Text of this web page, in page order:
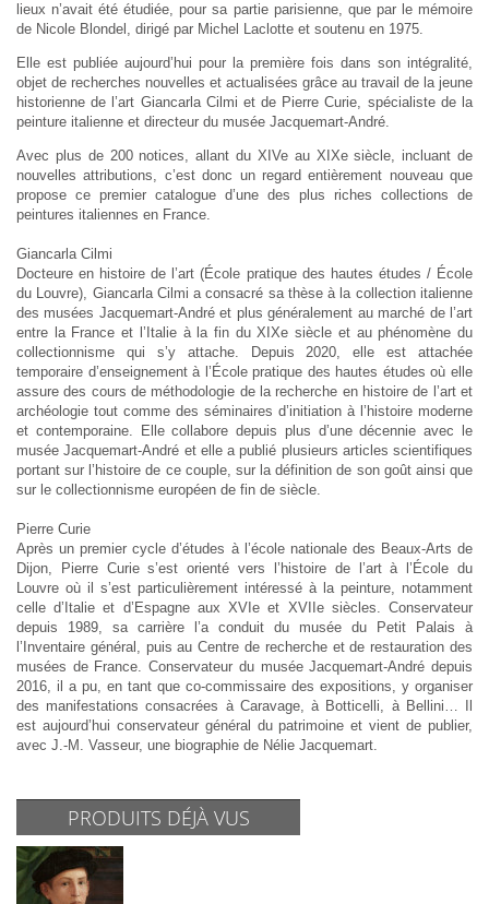
lieux n’avait été étudiée, pour sa partie parisienne, que par le mémoire
de Nicole Blondel, dirigé par Michel Laclotte et soutenu en 1975.
Elle est publiée aujourd’hui pour la première fois dans son intégralité,
objet de recherches nouvelles et actualisées grâce au travail de la jeune
historienne de l’art Giancarla Cilmi et de Pierre Curie, spécialiste de la
peinture italienne et directeur du musée Jacquemart-André.
Avec plus de 200 notices, allant du XIVe au XIXe siècle, incluant de
nouvelles attributions, c’est donc un regard entièrement nouveau que
propose ce premier catalogue d’une des plus riches collections de
peintures italiennes en France.
Giancarla Cilmi
Docteure en histoire de l’art (École pratique des hautes études / École
du Louvre), Giancarla Cilmi a consacré sa thèse à la collection italienne
des musées Jacquemart-André et plus généralement au marché de l’art
entre la France et l’Italie à la fin du XIXe siècle et au phénomène du
collectionnisme qui s’y attache. Depuis 2020, elle est attachée
temporaire d’enseignement à l’École pratique des hautes études où elle
assure des cours de méthodologie de la recherche en histoire de l’art et
archéologie tout comme des séminaires d’initiation à l’histoire moderne
et contemporaine. Elle collabore depuis plus d’une décennie avec le
musée Jacquemart-André et elle a publié plusieurs articles scientifiques
portant sur l’histoire de ce couple, sur la définition de son goût ainsi que
sur le collectionnisme européen de fin de siècle.
Pierre Curie
Après un premier cycle d’études à l’école nationale des Beaux-Arts de
Dijon, Pierre Curie s’est orienté vers l’histoire de l’art à l’École du
Louvre où il s’est particulièrement intéressé à la peinture, notamment
celle d’Italie et d’Espagne aux XVIe et XVIIe siècles. Conservateur
depuis 1989, sa carrière l’a conduit du musée du Petit Palais à
l’Inventaire général, puis au Centre de recherche et de restauration des
musées de France. Conservateur du musée Jacquemart-André depuis
2016, il a pu, en tant que co-commissaire des expositions, y organiser
des manifestations consacrées à Caravage, à Botticelli, à Bellini… Il
est aujourd’hui conservateur général du patrimoine et vient de publier,
avec J.-M. Vasseur, une biographie de Nélie Jacquemart.
PRODUITS DÉJÀ VUS